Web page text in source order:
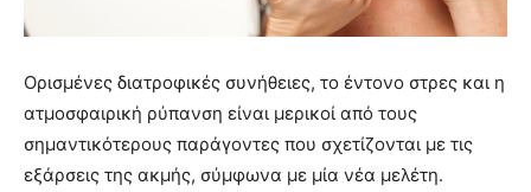
Ορισμένες διατροφικές συνήθειες, το έντονο στρες και η
ατμοσφαιρική ρύπανση είναι μερικοί από τους
σημαντικότερους παράγοντες που σχετίζονται με τις
εξάρσεις της ακμής, σύμφωνα με μία νέα μελέτη.